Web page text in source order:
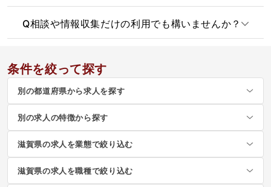
Q相談や情報収集だけの利用でも構いませんか？
条件を絞って探す
別の都道府県から求人を探す
別の求人の特徴から探す
滋賀県の求人を業態で絞り込む
滋賀県の求人を職種で絞り込む